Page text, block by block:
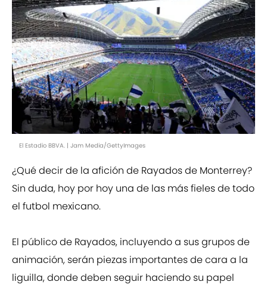
El Estadio BBVA. | Jam Media/GettyImages
¿Qué decir de la afición de Rayados de Monterrey?
Sin duda, hoy por hoy una de las más fieles de todo
el futbol mexicano.
El público de Rayados, incluyendo a sus grupos de
animación, serán piezas importantes de cara a la
liguilla, donde deben seguir haciendo su papel